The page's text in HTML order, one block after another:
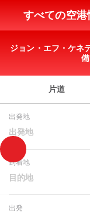
すべての空港
ジョン・エフ・ケネ
片道
出発地
出発地
到着地
目的地
出発